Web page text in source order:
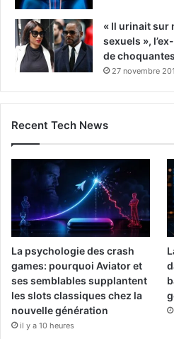
« Il urinait sur
sexuels »,
de
27 novembre
Recent Tech News
La psychologie des crash
games: pourquoi Aviator et
ses semblables supplantent
les slots classiques chez la
nouvelle génération
il y a 10 heures